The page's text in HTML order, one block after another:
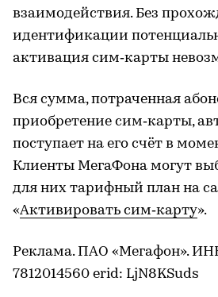
взаимодействия. Без
идентификации
активация сим‑карты
Вся сумма, потраченная
приобретение сим‑карты,
поступает на его счёт в
Клиенты МегаФона могут
для них тарифный план на
«Активировать сим‑карту».
Реклама. ПАО «Мегафон».
7812014560 erid: LjN8KSuds